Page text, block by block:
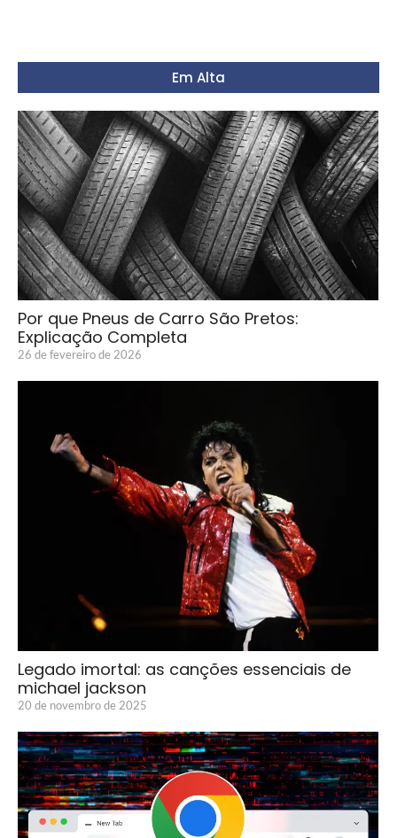
Em Alta
Por que Pneus de Carro São Pretos:
Explicação Completa
26 de fevereiro de 2026
Legado imortal: as canções essenciais de
michael jackson
20 de novembro de 2025